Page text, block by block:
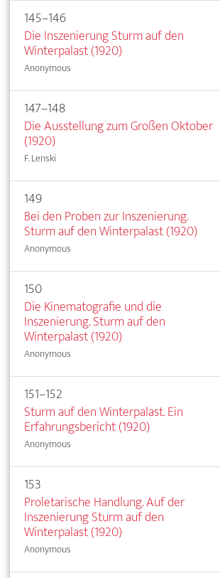
145–146
Die Inszenierung Sturm auf den
Winterpalast (1920)
Anonymous
147–148
Die Ausstellung zum Großen Oktober
(1920)
F. Lenski
149
Bei den Proben zur Inszenierung.
Sturm auf den Winterpalast (1920)
Anonymous
150
Die Kinematografie und die
Inszenierung. Sturm auf den
Winterpalast (1920)
Anonymous
151–152
Sturm auf den Winterpalast. Ein
Erfahrungsbericht (1920)
Anonymous
153
Proletarische Handlung. Auf der
Inszenierung Sturm auf den
Winterpalast (1920)
Anonymous